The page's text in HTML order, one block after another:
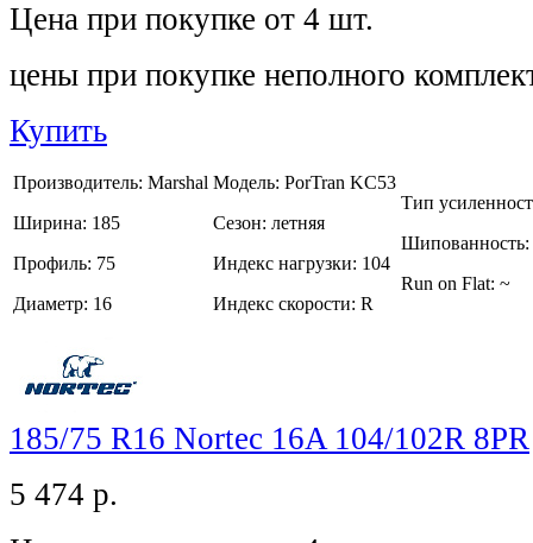
Цена при покупке от 4 шт.
цены при покупке неполного
Купить
Производитель: Marshal
Ширина: 185
Профиль: 75
Диаметр: 16
Модель: PorTran KC53
Сезон: летняя
Индекс нагрузки: 104
Индекс скорости: R
Тип
Шипованность:
Run on Flat: ~
185/75 R16 Nortec 16A 104/102R 8PR
5 474 р.